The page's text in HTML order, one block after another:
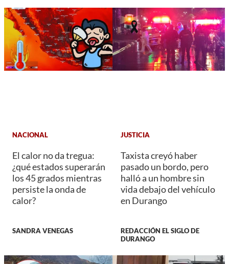
NACIONAL
El calor no da tregua:
¿qué estados superarán
los 45 grados mientras
persiste la onda de
calor?
SANDRA VENEGAS
JUSTICIA
Taxista creyó haber
pasado un bordo, pero
halló a un hombre sin
vida debajo del vehículo
en Durango
REDACCIÓN EL SIGLO DE
DURANGO